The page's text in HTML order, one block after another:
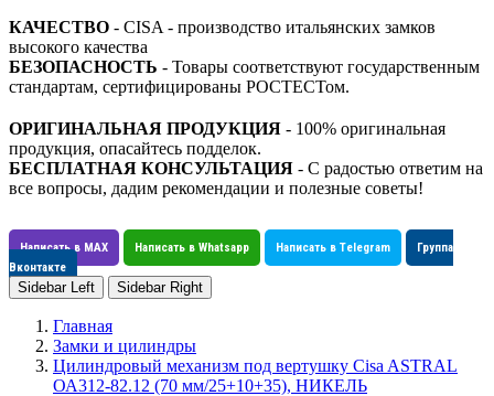
КАЧЕСТВО - CISA - производство итальянских замков
высокого качества
БЕЗОПАСНОСТЬ - Товары соответствуют государственным
стандартам, сертифицированы РОСТЕСТом.
ОРИГИНАЛЬНАЯ ПРОДУКЦИЯ - 100% оригинальная
продукция, опасайтесь подделок.
БЕСПЛАТНАЯ КОНСУЛЬТАЦИЯ - С радостью ответим на
все вопросы, дадим рекомендации и полезные советы!
Написать в MAX Написать в Whatsapp Написать в Telegram
Группа
Вконтакте
Sidebar Left Sidebar Right
Главная
Замки и цилиндры
Цилиндровый механизм под вертушку Cisa ASTRAL
ОА312-82.12 (70 мм/25+10+35), НИКЕЛЬ